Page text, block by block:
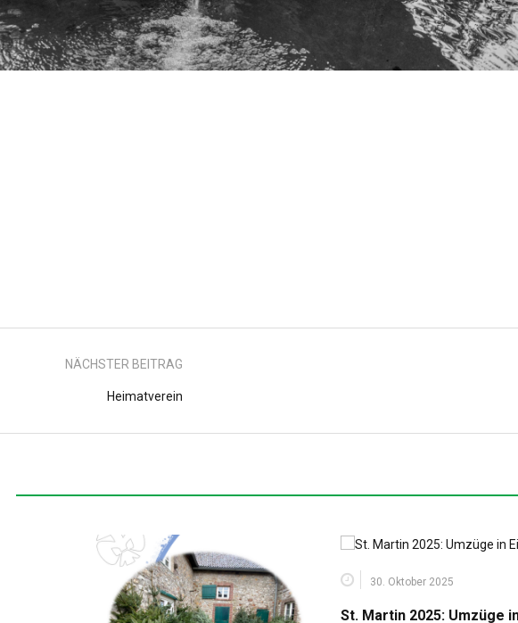
NÄCHSTER BEITRAG
Heimatverein
30. Oktober 2025
St. Martin 2025: Umzüge